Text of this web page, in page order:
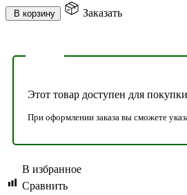
В корзину Заказать
Этот товар доступен для
При оформлении заказа вы сможете
В избранное
Сравнить